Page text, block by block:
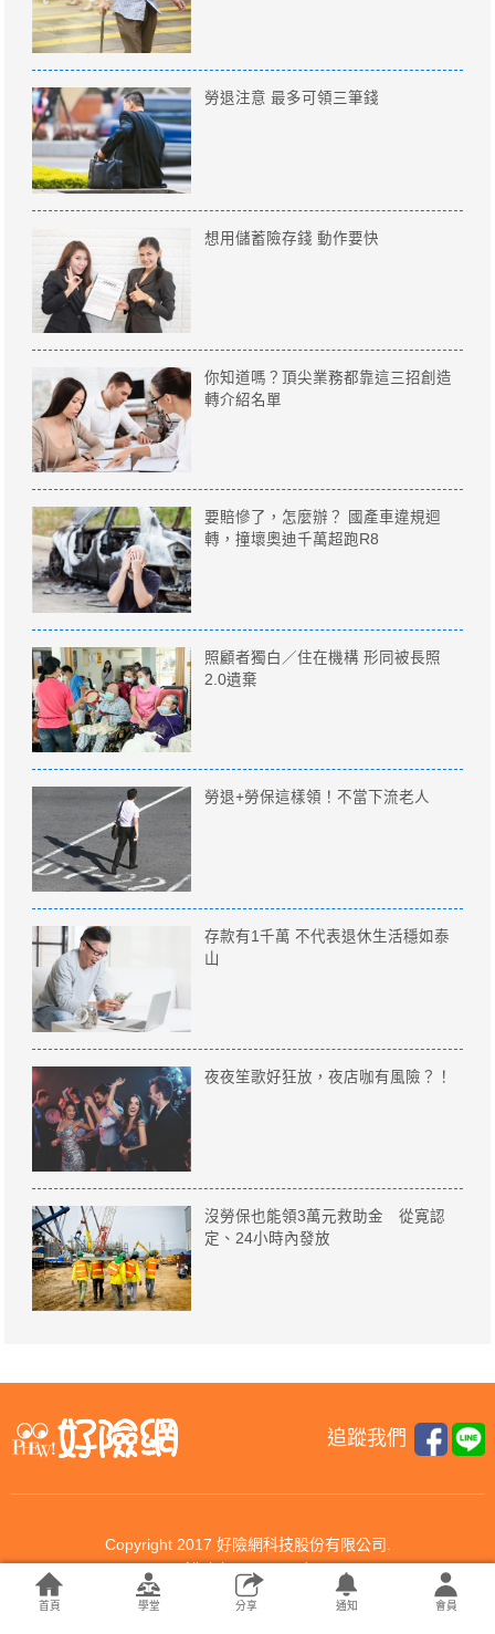
勞退注意 最多可領三筆錢
想用儲蓄險存錢 動作要快
你知道嗎？頂尖業務都靠這三招創造
轉介紹名單
要賠慘了，怎麼辦？ 國產車違規迴
轉，撞壞奧迪千萬超跑R8
照顧者獨白／住在機構 形同被長照
2.0遺棄
勞退+勞保這樣領！不當下流老人
存款有1千萬 不代表退休生活穩如泰
山
夜夜笙歌好狂放，夜店咖有風險？！
沒勞保也能領3萬元救助金 從寛認
定、24小時內發放
追蹤我們
Copyright 2017 好險網科技股份有限公司.
All rights reserved.